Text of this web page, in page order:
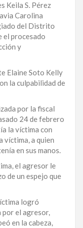
Keila S. Pérez
Carolina
del Distrito
el procesado
y
Elaine Soto Kelly
la culpabilidad de
por la fiscal
24 de febrero
la víctima con
víctima, a quien
en sus manos.
el agresor le
de un espejo que
logró
por el agresor,
en la cabeza,